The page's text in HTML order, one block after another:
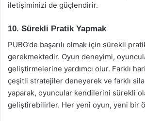
iletişiminizi de güçlendirir.
10. Sürekli Pratik Yapmak
PUBG’de başarılı olmak için sürekli
gerekmektedir. Oyun deneyimi,
geliştirmelerine yardımcı olur. Farklı
çeşitli stratejiler deneyerek ve farklı
yaparak, oyuncular kendilerini sürekli
geliştirebilirler. Her yeni oyun, yeni bir